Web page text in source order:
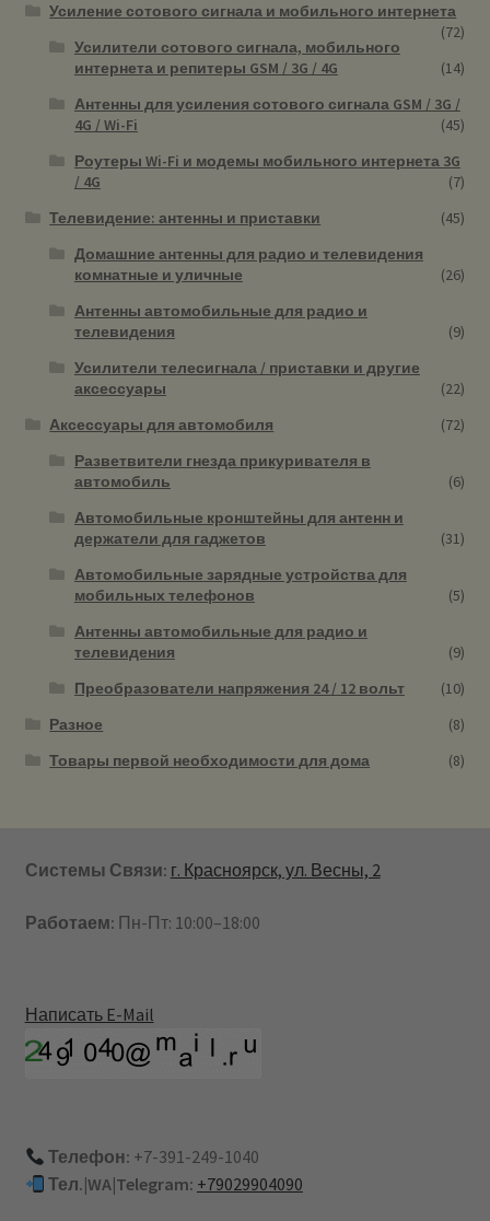
Усиление сотового сигнала и мобильного интернета
(72)
Усилители сотового сигнала, мобильного
интернета и репитеры GSM / 3G / 4G
(14)
Антенны для усиления сотового сигнала GSM / 3G /
4G / Wi-Fi
(45)
Роутеры Wi-Fi и модемы мобильного интернета 3G
/ 4G
(7)
Телевидение: антенны и приставки
(45)
Домашние антенны для радио и телевидения
комнатные и уличные
(26)
Антенны автомобильные для радио и
телевидения
(9)
Усилители телесигнала / приставки и другие
аксессуары
(22)
Аксессуары для автомобиля
(72)
Разветвители гнезда прикуривателя в
автомобиль
(6)
Автомобильные кронштейны для антенн и
держатели для гаджетов
(31)
Автомобильные зарядные устройства для
мобильных телефонов
(5)
Антенны автомобильные для радио и
телевидения
(9)
Преобразователи напряжения 24 / 12 вольт
(10)
Разное
(8)
Товары первой необходимости для дома
(8)
Системы Связи: г. Красноярск, ул. Весны, 2
Работаем: Пн-Пт: 10:00–18:00
Написать E-Mail
Телефон: +7-391-249-1040
Тел.|WA|Telegram: +79029904090